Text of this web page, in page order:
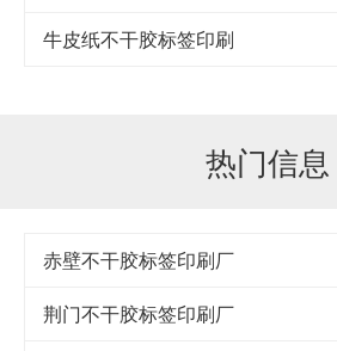
牛皮纸不干胶标签印刷
热门信息
赤壁不干胶标签印刷厂
荆门不干胶标签印刷厂